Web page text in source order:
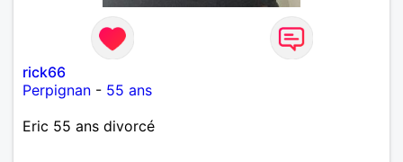
rick66
Perpignan - 55 ans
Eric 55 ans divorcé